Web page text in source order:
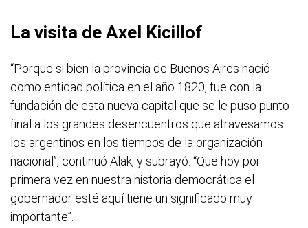
La visita de Axel Kicillof
“Porque si bien la provincia de Buenos Aires nació
como entidad política en el año 1820, fue con la
fundación de esta nueva capital que se le puso punto
final a los grandes desencuentros que atravesamos
los argentinos en los tiempos de la organización
nacional”, continuó Alak, y subrayó: “Que hoy por
primera vez en nuestra historia democrática el
gobernador esté aquí tiene un significado muy
importante”.